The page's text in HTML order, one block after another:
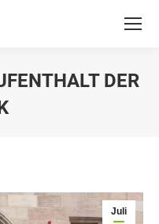
DER
Juli